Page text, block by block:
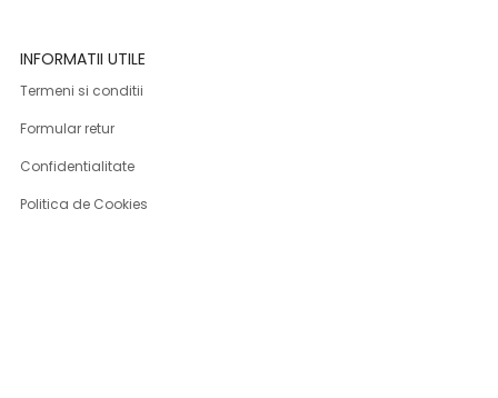
INFORMATII UTILE
Termeni si conditii
Formular retur
Confidentialitate
Politica de Cookies